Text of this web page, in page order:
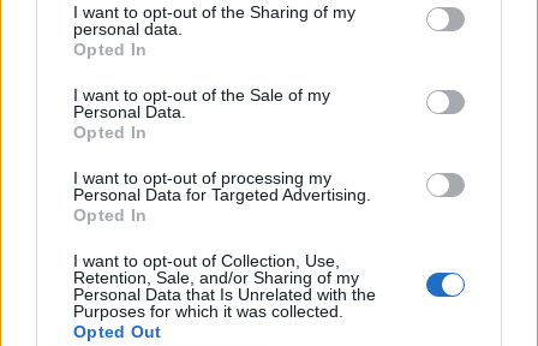
I want to opt-out of the Sharing of my
personal data.
Opted In
I want to opt-out of the Sale of my
Personal Data.
Opted In
I want to opt-out of processing my
Personal Data for Targeted Advertising.
Opted In
I want to opt-out of Collection, Use,
Retention, Sale, and/or Sharing of my
Personal Data that Is Unrelated with the
Purposes for which it was collected.
Opted Out
melyek a digitális térben való jelenlétet meghatározó
legfontosabb jogi-szabályozási területek. Vegyen részt Ön
A keresett cikk a portfolio.hu hírarchívumához
tartozik, melynek olvasása előfizetéses
regisztrációhoz kötött.
Az előfizetés a következőket tartalmazza:
Portfolio.hu teljes cikkarchívum